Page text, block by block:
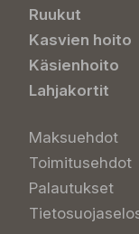
Ruukut
Kasvien hoito
Käsienhoito
Lahjakortit
Maksuehdot
Toimitusehdot
Palautukset